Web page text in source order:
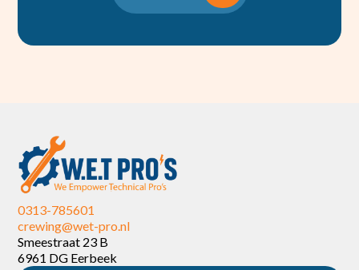
0313-785601
crewing@wet-pro.nl
Smeestraat 23 B
6961 DG Eerbeek